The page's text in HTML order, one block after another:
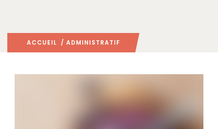
ACCUEIL / ADMINISTRATIF